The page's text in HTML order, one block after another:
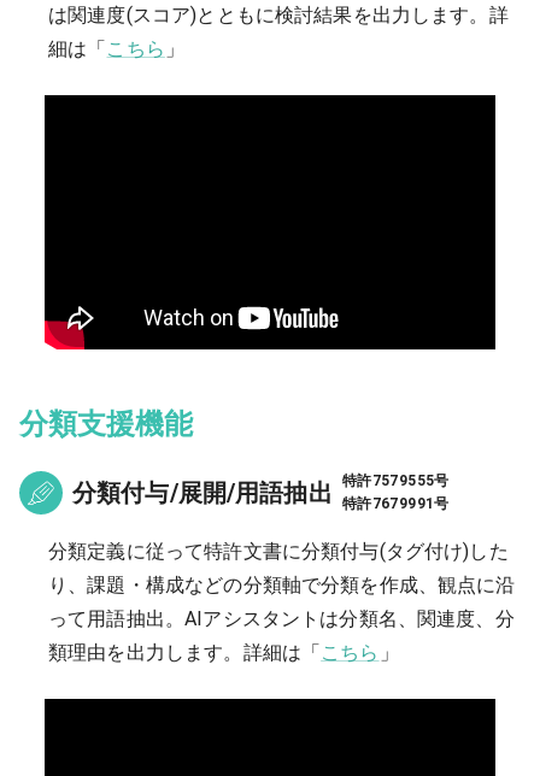
は関連度(スコア)とともに検討結果を出力します。 詳
細は「 こちら 」
分類支援機能
分類付与/展開/用語抽出
特許7579555号
特許7679991号
分類定義に従って特許文書に分類付与(タグ付け)した
り、課題・構成などの分類軸で分類を作成、観点に沿
って用語抽出。AIアシスタントは分類名、関連度、分
類理由を出力します。 詳細は「こちら 」